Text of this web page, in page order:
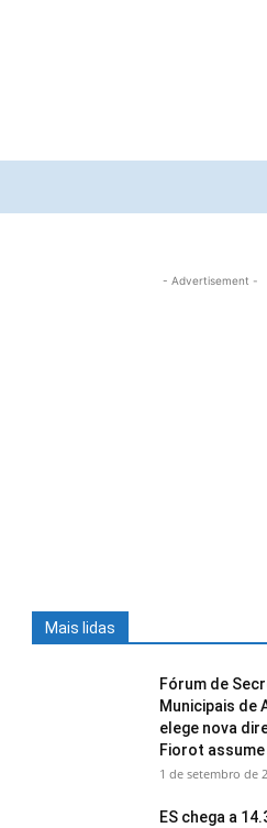
- Advertisement -
Mais lidas
Fórum de
Municipais de
elege nova
Fiorot
1 de setembro de
ES chega a